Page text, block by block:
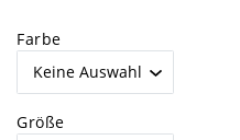
Farbe
Größe